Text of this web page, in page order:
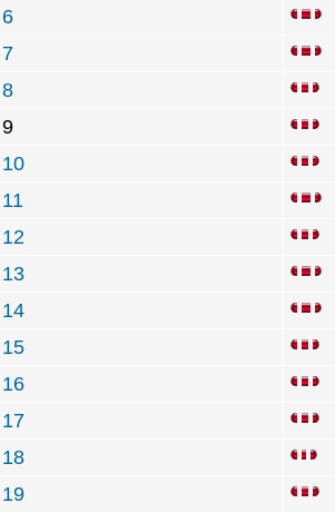
6
7
8
9
10
11
12
13
14
15
16
17
18
19